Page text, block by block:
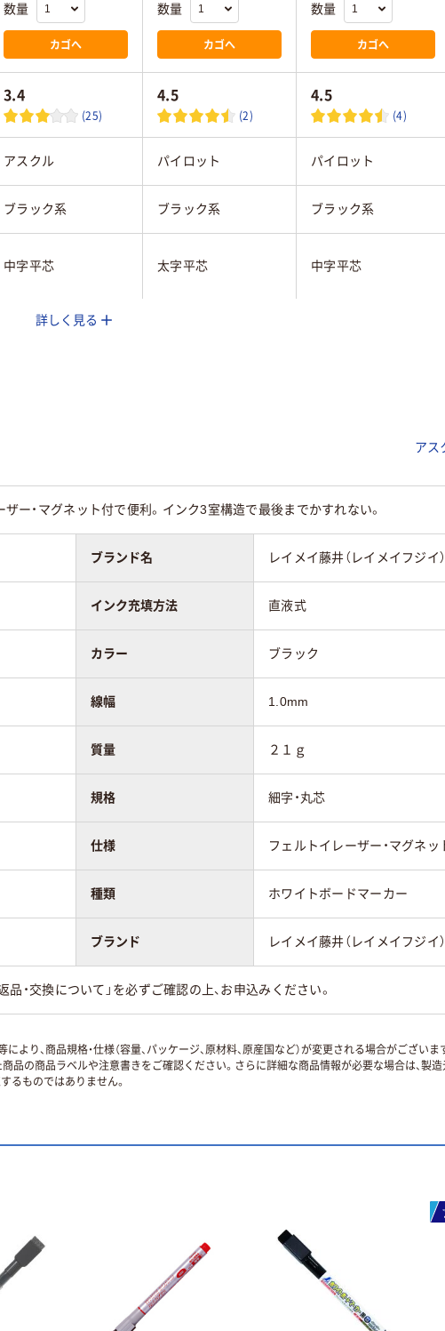
数量
カゴへ
数量
カゴへ
数量
カゴへ
3.4
(25)
4.5
(2)
4.5
(4)
アスクル パイロット パイロット
ブラック系 ブラック系 ブラック系
中字平芯 太字平芯 中字平芯
使い切り
油性顔料アルコール
系インク
油性顔料アルコール
系インク
直液式
26.5g
詳しく見る
アス
ー・マグネット付で便利。インク3室構造で最後までかすれない。
ブランド名 レイメイ藤井（レイメイフジイ）
インク充填方法 直液式
カラー ブラック
線幅 1.0mm
質量 ２１ｇ
規格 細字・丸芯
仕様 フェルトイレーザー・マグネッ
種類 ホワイトボードマーカー
ブランド レイメイ藤井（レイメイフジイ）
品・交換について」を必ずご確認の上、お申込みください。
り、商品規格・仕様（容量、パッケージ、原材料、原産国など）が変更される場合がございま
の商品ラベルや注意書きをご確認ください。さらに詳細な商品情報が必要な場合は、製造
るものではありません。